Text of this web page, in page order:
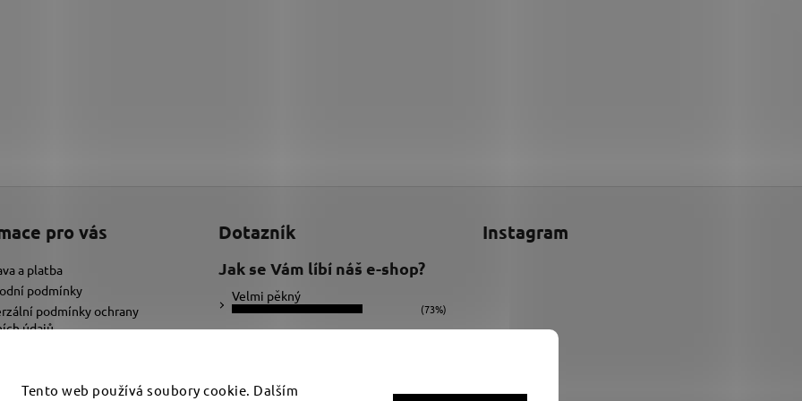
Tento web používá soubory cookie. Dalším
pro vás
a platba
podmínky
podmínky ochrany
údajů
text pro náramek
Dotazník
Jak se Vám líbí náš e-shop?
Velmi pěkný
(73%)
Ujde to
Instagram